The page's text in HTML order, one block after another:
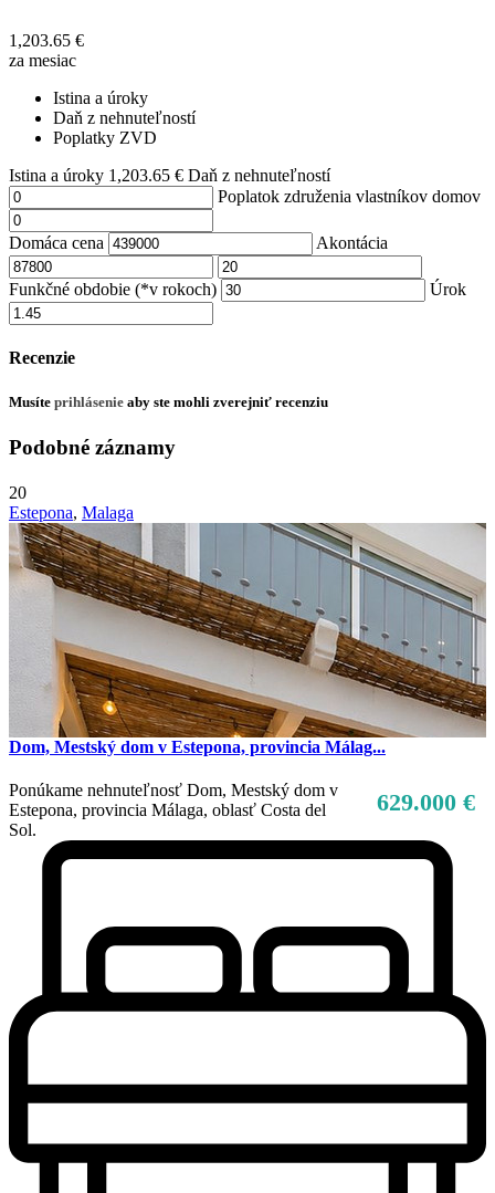
1,203.65 €
za mesiac
Istina a úroky
Daň z nehnuteľností
Poplatky ZVD
Istina a úroky 1,203.65 € Daň z nehnuteľností
Poplatok združenia vlastníkov domov
Domáca cena Akontácia
Funkčné obdobie (*v rokoch) Úrok
Recenzie
Musíte prihlásenie aby ste mohli zverejniť recenziu
Podobné záznamy
20
Estepona, Malaga
Dom, Mestský dom v Estepona, provincia Málag...
629.000 €
Ponúkame nehnuteľnosť Dom, Mestský dom v
Estepona, provincia Málaga, oblasť Costa del
Sol.